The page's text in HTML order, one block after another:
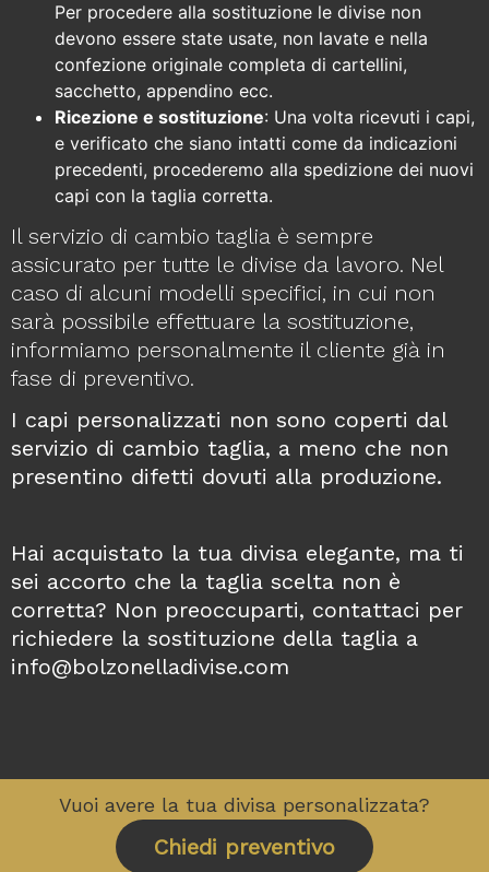
Per procedere alla sostituzione le divise non
devono essere state usate, non lavate e nella
confezione originale completa di cartellini,
sacchetto, appendino ecc.
Ricezione e sostituzione: Una volta ricevuti i capi,
e verificato che siano intatti come da indicazioni
precedenti, procederemo alla spedizione dei nuovi
capi con la taglia corretta.
Il servizio di cambio taglia è sempre
assicurato per tutte le divise da lavoro. Nel
caso di alcuni modelli specifici, in cui non
sarà possibile effettuare la sostituzione,
informiamo personalmente il cliente già in
fase di preventivo.
I capi personalizzati non sono coperti dal
servizio di cambio taglia, a meno che non
presentino difetti dovuti alla produzione.
Hai acquistato la tua divisa elegante, ma ti
sei accorto che la taglia scelta non è
corretta? Non preoccuparti, contattaci per
richiedere la sostituzione della taglia a
info@bolzonelladivise.com
Vuoi avere la tua divisa personalizzata?
Chiedi preventivo